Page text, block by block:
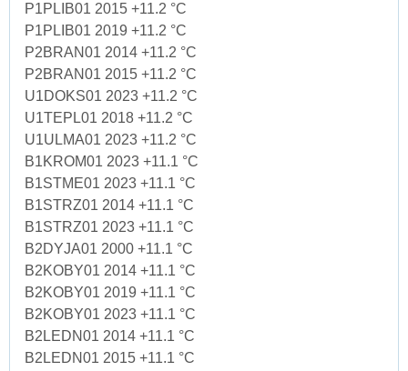
P1PLIB01 2015 +11.2 °C
P1PLIB01 2019 +11.2 °C
P2BRAN01 2014 +11.2 °C
P2BRAN01 2015 +11.2 °C
U1DOKS01 2023 +11.2 °C
U1TEPL01 2018 +11.2 °C
U1ULMA01 2023 +11.2 °C
B1KROM01 2023 +11.1 °C
B1STME01 2023 +11.1 °C
B1STRZ01 2014 +11.1 °C
B1STRZ01 2023 +11.1 °C
B2DYJA01 2000 +11.1 °C
B2KOBY01 2014 +11.1 °C
B2KOBY01 2019 +11.1 °C
B2KOBY01 2023 +11.1 °C
B2LEDN01 2014 +11.1 °C
B2LEDN01 2015 +11.1 °C